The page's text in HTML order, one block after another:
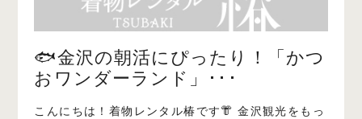
🐟金沢の朝活にぴったり！「かつ
おワンダーランド」･･･
こんにちは！着物レンタル椿です👘 金沢観光をもっ